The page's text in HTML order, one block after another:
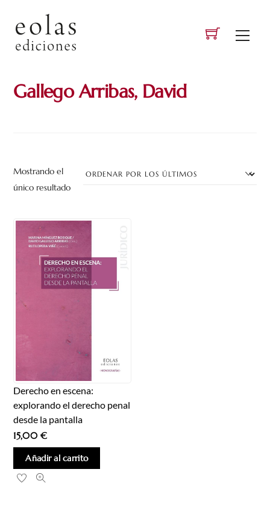
content
Gallego Arribas, David
Mostrando el
único resultado
Derecho en escena:
explorando el derecho penal
desde la pantalla
15,00€
Añadir al carrito